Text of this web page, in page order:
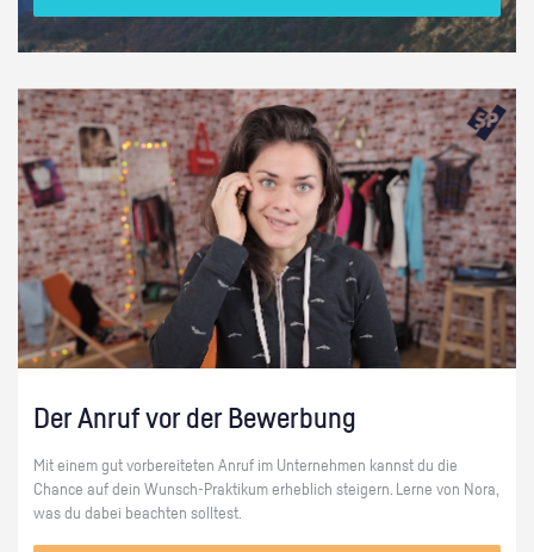
Der Anruf vor der Bewerbung
Mit einem gut vorbereiteten Anruf im Unternehmen kannst du die
Chance auf dein Wunsch-Praktikum erheblich steigern. Lerne von Nora,
was du dabei beachten solltest.